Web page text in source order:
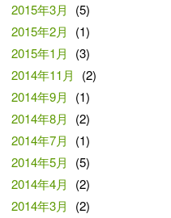
2015年3月
(5)
2015年2月
(1)
2015年1月
(3)
2014年11月
(2)
2014年9月
(1)
2014年8月
(2)
2014年7月
(1)
2014年5月
(5)
2014年4月
(2)
2014年3月
(2)